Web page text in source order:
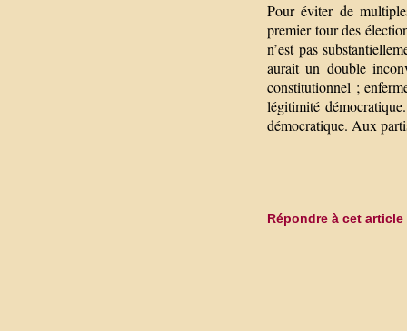
Pour éviter de
premier tour des
n’est pas
aurait un double
constitutionnel ;
légitimité
démocratique. Aux
Répondre à cet article